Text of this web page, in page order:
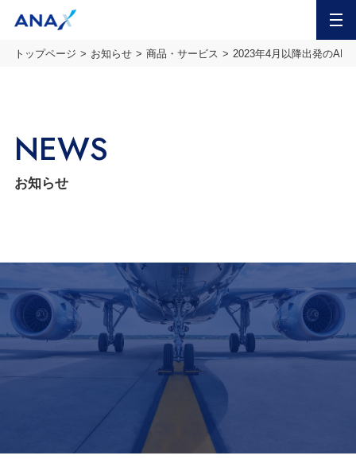
トップページ お知らせ 商品・サービス 2023年4月以降出発の
NEWS
お知らせ